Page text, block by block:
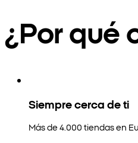
¿Por qué
Siempre cerca de ti
Más de 4.000 tiendas en